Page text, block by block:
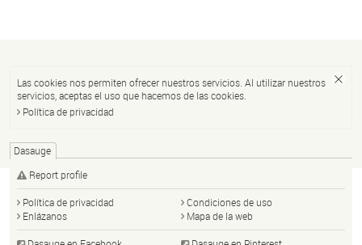
Las cookies nos permiten ofrecer nuestros servicios. Al utilizar nuestros
servicios, aceptas el uso que hacemos de las cookies.
Política de privacidad
Dasauge
Report profile
Política de privacidad
Condiciones de uso
Enlázanos
Mapa de la web